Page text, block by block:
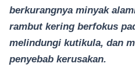
berkurangnya minyak
rambut kering berfokus
melindungi kutikula, dan
penyebab kerusakan.